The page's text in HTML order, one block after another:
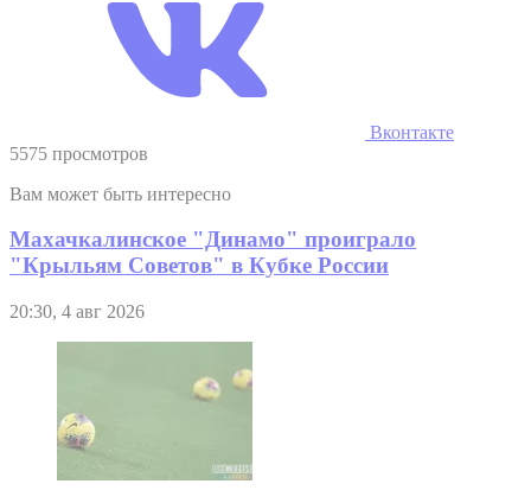
Вконтакте
5575 просмотров
Вам может быть интересно
Махачкалинское "Динамо" проиграло
"Крыльям Советов" в Кубке России
20:30, 4 авг 2026